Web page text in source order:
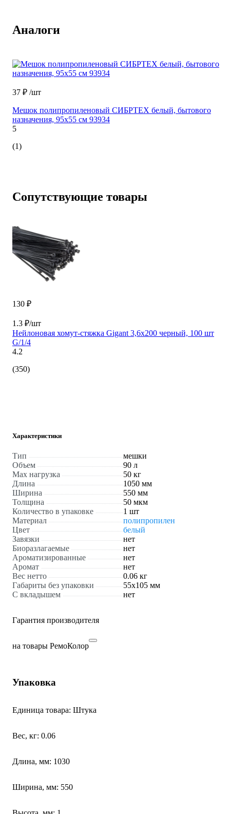
Аналоги
37 ₽ /шт
Мешок полипропиленовый СИБРТЕХ белый, бытового
назначения, 95x55 см 93934
5
(1)
Сопутствующие товары
130 ₽
1.3 ₽/шт
Нейлоновая хомут-стяжка Gigant 3,6х200 черный, 100 шт
G/1/4
4.2
(350)
Характеристики
Тип
мешки
Объем
90 л
Max нагрузка
50 кг
Длина
1050 мм
Ширина
550 мм
Толщина
50 мкм
Количество в упаковке
1 шт
Материал
полипропилен
Цвет
белый
Завязки
нет
Биоразлагаемые
нет
Ароматизированные
нет
Аромат
нет
Вес нетто
0.06 кг
Габариты без упаковки
55х105 мм
С вкладышем
нет
Гарантия производителя
на товары РемоКолор
Упаковка
Единица товара: Штука
Вес, кг: 0.06
Длина, мм: 1030
Ширина, мм: 550